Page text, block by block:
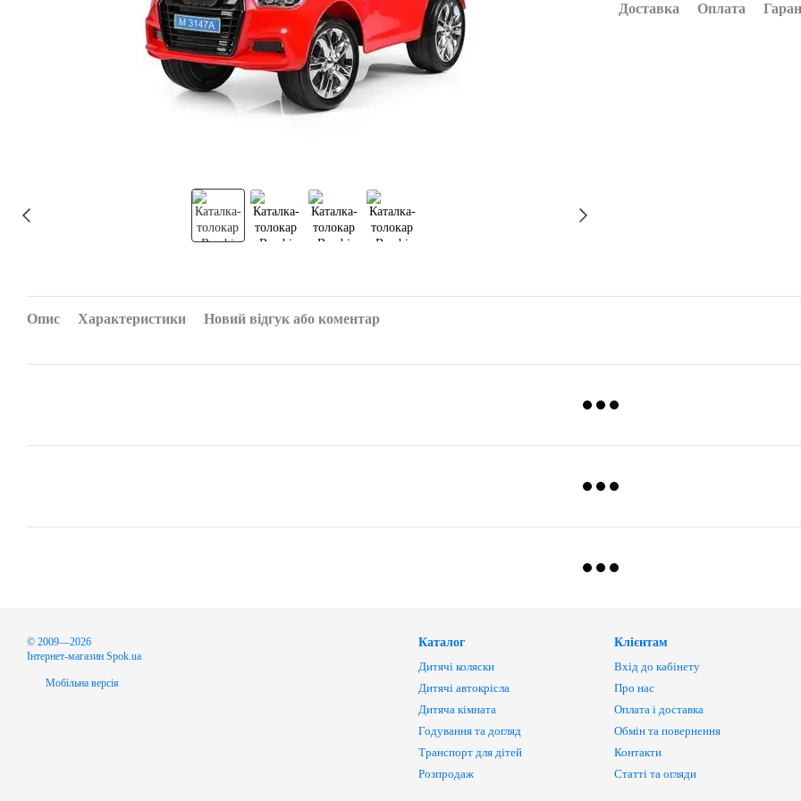
Доставка Оплата
Опис Характеристики Новий відгук або коментар
© 2009—2026
Інтернет-магазин Spok.ua
Мобільна версія
Каталог
Дитячі коляски
Дитячі автокрісла
Дитяча кімната
Годування та догляд
Транспорт для дітей
Розпродаж
Клієнтам
Вхід до кабінету
Про нас
Оплата і доставка
Обмін та повернення
Контакти
Статті та огляди